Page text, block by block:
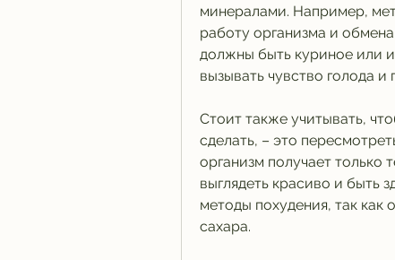
минералами. Например,
работу организма и
должны быть куриное или
вызывать чувство голода
Стоит также учитывать,
сделать, – это
организм получает только
выглядеть красиво и быть
методы похудения, так как
сахара.